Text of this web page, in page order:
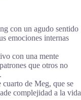
con un agudo sentido
emociones internas
con una mente
que otros no
de Meg, que se
complejidad a la vida